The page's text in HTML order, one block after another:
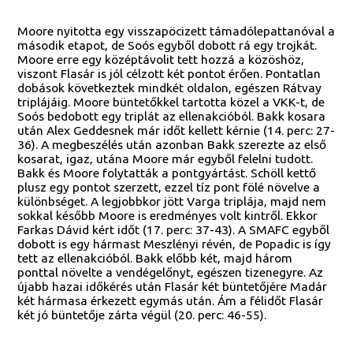
Moore nyitotta egy visszapöcizett támadólepattanóval a
második etapot, de Soós egyből dobott rá egy trojkát.
Moore erre egy középtávolit tett hozzá a közöshöz,
viszont Flasár is jól célzott két pontot érően. Pontatlan
dobások következtek mindkét oldalon, egészen Rátvay
triplájáig. Moore büntetőkkel tartotta közel a VKK-t, de
Soós bedobott egy triplát az ellenakcióból. Bakk kosara
után Alex Geddesnek már időt kellett kérnie (14. perc: 27-
36). A megbeszélés után azonban Bakk szerezte az első
kosarat, igaz, utána Moore már egyből felelni tudott.
Bakk és Moore folytatták a pontgyártást. Schöll kettő
plusz egy pontot szerzett, ezzel tíz pont fölé növelve a
különbséget. A legjobbkor jött Varga triplája, majd nem
sokkal később Moore is eredményes volt kintről. Ekkor
Farkas Dávid kért időt (17. perc: 37-43). A SMAFC egyből
dobott is egy hármast Meszlényi révén, de Popadic is így
tett az ellenakcióból. Bakk előbb két, majd három
ponttal növelte a vendégelőnyt, egészen tizenegyre. Az
újabb hazai időkérés után Flasár két büntetőjére Madár
két hármasa érkezett egymás után. Ám a félidőt Flasár
két jó büntetője zárta végül (20. perc: 46-55).